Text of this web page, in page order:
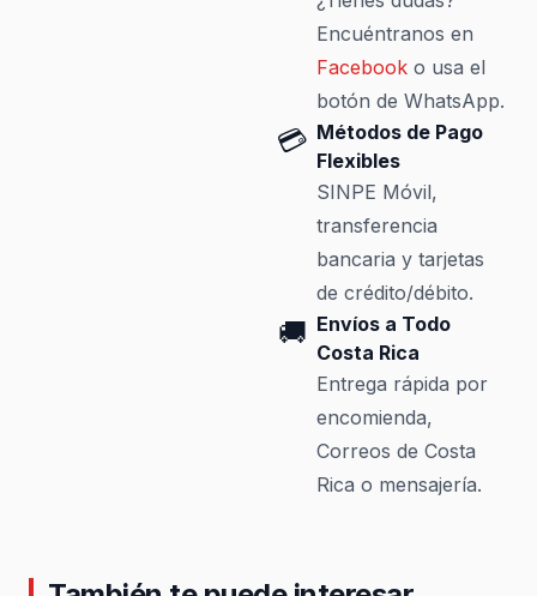
Encuéntranos en
Facebooko usa el
botón de WhatsApp.
💳 Métodos de Pago
Flexibles
SINPE Móvil,
transferencia
bancaria y tarjetas
de crédito/débito.
🚚 Envíos a Todo
Costa Rica
Entrega rápida por
encomienda,
Correos de Costa
Rica o mensajería.